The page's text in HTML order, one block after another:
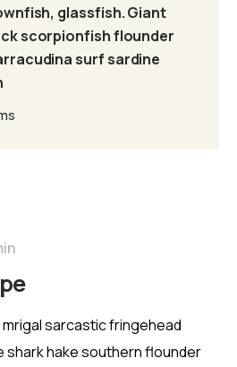
glassfish. Giant
scorpionfish flounder
surf sardine
sarcastic fringehead
shark hake southern flounder